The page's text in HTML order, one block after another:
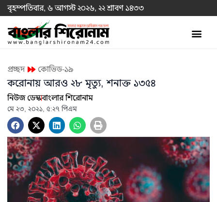
বৃহস্পতিবার, ৬ আগস্ট ২০২৬, ২২ শ্রাবণ ১৪৩৩
প্রচ্ছদ কোভিড-১৯
করোনায় আরও ২৮ মৃত্যু, শনাক্ত ১৩৫৪
নিউজ ডেস্কবাংলার শিরোনাম
মে ২৩, ২০২১, ৫:২৭ পিএম